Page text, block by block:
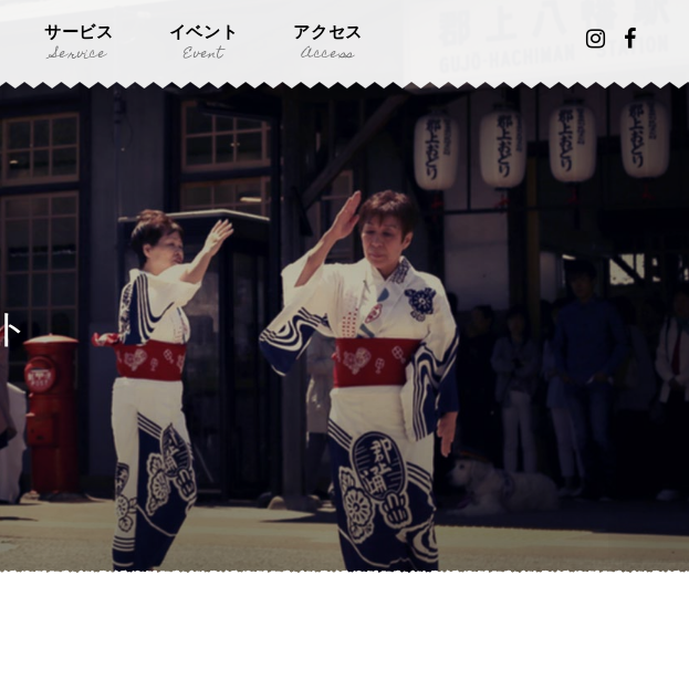
サービス
Service
イベント
Event
アクセス
Access